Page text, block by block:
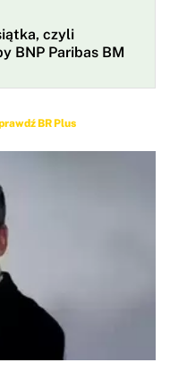
czyli
BNP Paribas BM
BR Plus